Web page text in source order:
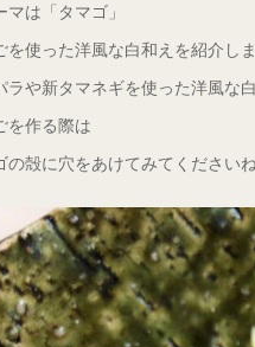
マは「タマゴ」
を使った洋風な白和えを紹介し
ラや新タマネギを使った洋風な
を作る際は
の殻に穴をあけてみてくださいね